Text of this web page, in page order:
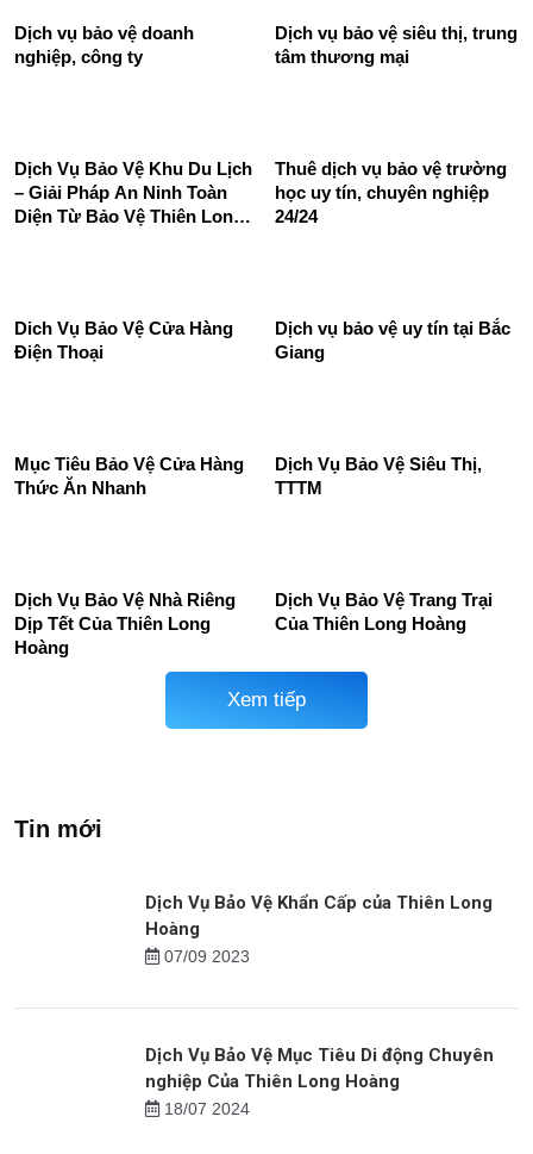
Dịch vụ bảo vệ doanh
nghiệp, công ty
Dịch vụ bảo vệ siêu thị, trung
tâm thương mại
Dịch Vụ Bảo Vệ Khu Du Lịch
– Giải Pháp An Ninh Toàn
Diện Từ Bảo Vệ Thiên Long
Thuê dịch vụ bảo vệ trường
học uy tín, chuyên nghiệp
24/24
Dich Vụ Bảo Vệ Cửa Hàng
Điện Thoại
Dịch vụ bảo vệ uy tín tại Bắc
Giang
Mục Tiêu Bảo Vệ Cửa Hàng
Thức Ăn Nhanh
Dịch Vụ Bảo Vệ Siêu Thị,
TTTM
Dịch Vụ Bảo Vệ Nhà Riêng
Dịp Tết Của Thiên Long
Hoàng
Dịch Vụ Bảo Vệ Trang Trại
Của Thiên Long Hoàng
Xem tiếp
Tin mới
Dịch Vụ Bảo Vệ Khẩn Cấp của Thiên Long
Hoàng
07/09 2023
Dịch Vụ Bảo Vệ Mục Tiêu Di động Chuyên
nghiệp Của Thiên Long Hoàng
18/07 2024